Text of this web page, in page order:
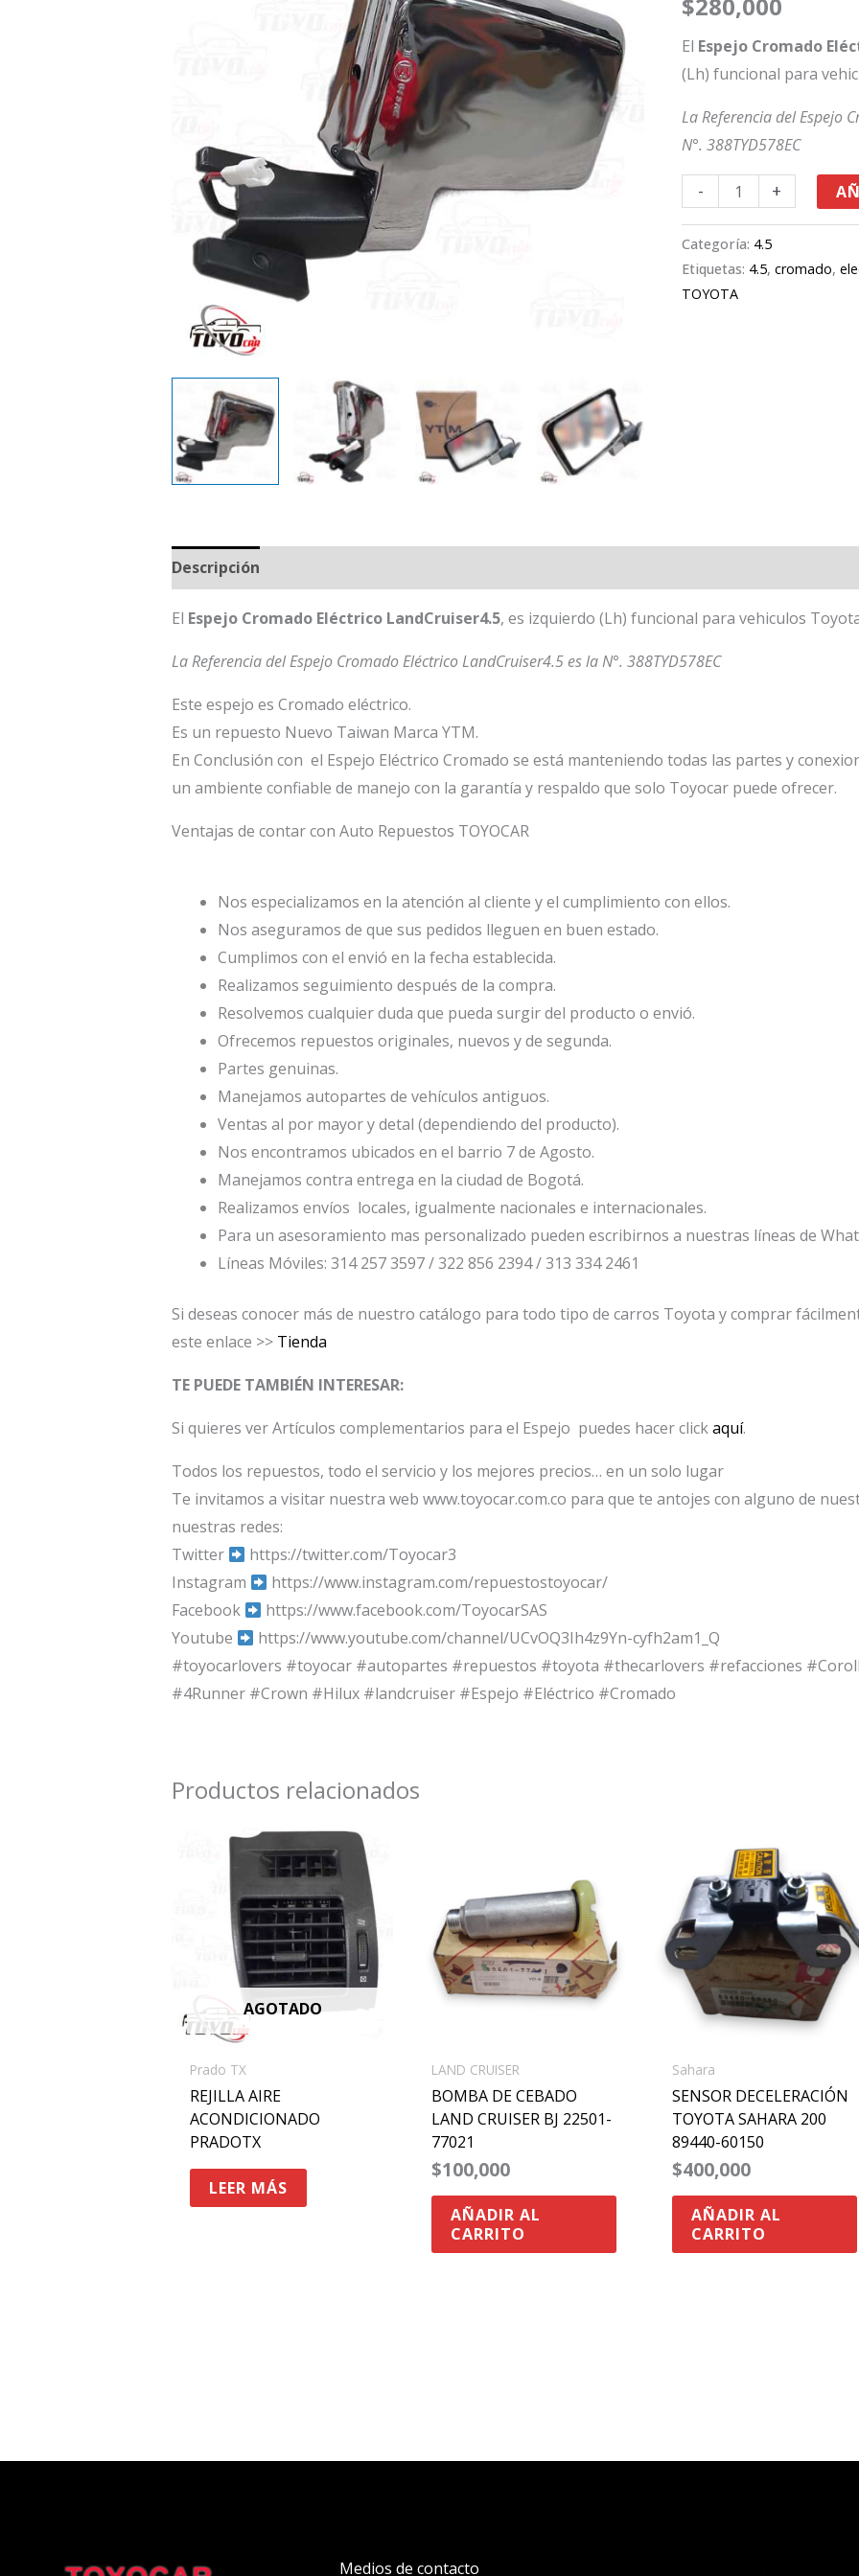
$280,000
El Espejo Cromado
(Lh) funcional para
La Referencia del Espejo
N°. 388TYD578EC
-
cantidad
+
Categoría: 4.5
Etiquetas: 4.5,cromado,
TOYOTA
Descripción
El Espejo Cromado Eléctrico LandCruiser4.5, es izquierdo (Lh) funcional para vehiculos
La Referencia del Espejo Cromado Eléctrico LandCruiser4.5 es la N°. 388TYD578EC
Este espejo es Cromado eléctrico.
Es un repuesto Nuevo Taiwan Marca YTM.
En Conclusión con el Espejo Eléctrico Cromado se está manteniendo todas las partes y
un ambiente confiable de manejo con la garantía y respaldo que solo Toyocar puede ofrecer.
Ventajas de contar con Auto Repuestos TOYOCAR
Nos especializamos en la atención al cliente y el cumplimiento con ellos.
Nos aseguramos de que sus pedidos lleguen en buen estado.
Cumplimos con el envió en la fecha establecida.
Realizamos seguimiento después de la compra.
Resolvemos cualquier duda que pueda surgir del producto o envió.
Ofrecemos repuestos originales, nuevos y de segunda.
Partes genuinas.
Manejamos autopartes de vehículos antiguos.
Ventas al por mayor y detal (dependiendo del producto).
Nos encontramos ubicados en el barrio 7 de Agosto.
Manejamos contra entrega en la ciudad de Bogotá.
Realizamos envíos locales, igualmente nacionales e internacionales.
Para un asesoramiento mas personalizado pueden escribirnos a nuestras líneas de
Líneas Móviles: 314 257 3597 / 322 856 2394 / 313 334 2461
Si deseas conocer más de nuestro catálogo para todo tipo de carros Toyota y comprar
este enlace >> Tienda
TE PUEDE TAMBIÉN INTERESAR:
Si quieres ver Artículos complementarios para el Espejo puedes hacer clickaquí.
Todos los repuestos, todo el servicio y los mejores precios… en un solo lugar
Te invitamos a visitar nuestra web www.toyocar.com.co para que te antojes con alguno de
nuestras redes:
Twitter
https://twitter.com/Toyocar3
Instagram
https://www.instagram.com/repuestostoyocar/
Facebook
https://www.facebook.com/ToyocarSAS
Youtube
https://www.youtube.com/channel/UCvOQ3Ih4z9Yn-cyfh2am1_Q
#toyocarlovers #toyocar #autopartes #repuestos #toyota #thecarlovers #refacciones
#4Runner #Crown #Hilux #landcruiser #Espejo #Eléctrico #Cromado
Productos relacionados
AGOTADO
Prado TX
REJILLA AIRE
ACONDICIONADO
PRADOTX
LEER MÁS
LAND CRUISER
BOMBA DE CEBADO
LAND CRUISER BJ 22501-
77021
$100,000
AÑADIR AL
CARRITO
Sahara
SENSOR DECELERACIÓN
TOYOTA SAHARA 200
89440-60150
$400,000
AÑADIR AL
CARRITO
Medios de contacto